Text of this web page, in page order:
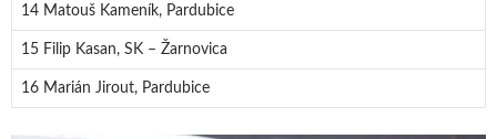
14 Matouš Kameník, Pardubice
15 Filip Kasan, SK – Žarnovica
16 Marián Jirout, Pardubice